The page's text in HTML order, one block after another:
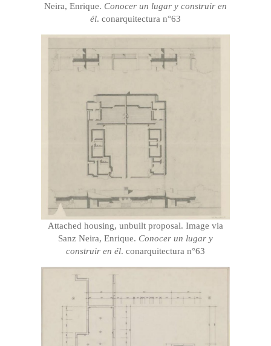
Neira, Enrique. Conocer un lugar y construir en
él. conarquitectura n°63
Attached housing, unbuilt proposal. Image via
Sanz Neira, Enrique. Conocer un lugar y
construir en él. conarquitectura n°63